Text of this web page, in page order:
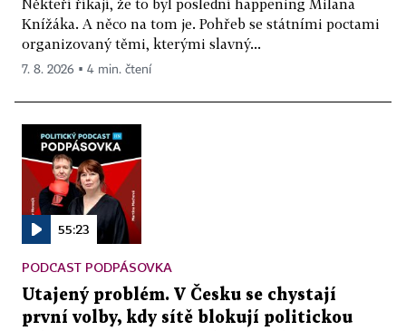
Někteří říkají, že to byl poslední happening Milana
Knížáka. A něco na tom je. Pohřeb se státními poctami
organizovaný těmi, kterými slavný...
7. 8. 2026 ▪ 4 min. čtení
55:23
PODCAST PODPÁSOVKA
Utajený problém. V Česku se chystají
první volby, kdy sítě blokují politickou